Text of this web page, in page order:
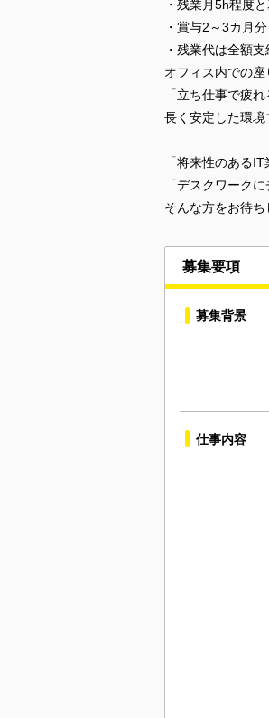
・残業月5h程度
・賞与2～3カ月分
・残業代は全額支
オフィス内での
「立ち仕事で疲
長く安定した環境
「将来性のあるIT
「デスクワーク
そんな方をお待ち
募集要項
募集背景
仕事内容